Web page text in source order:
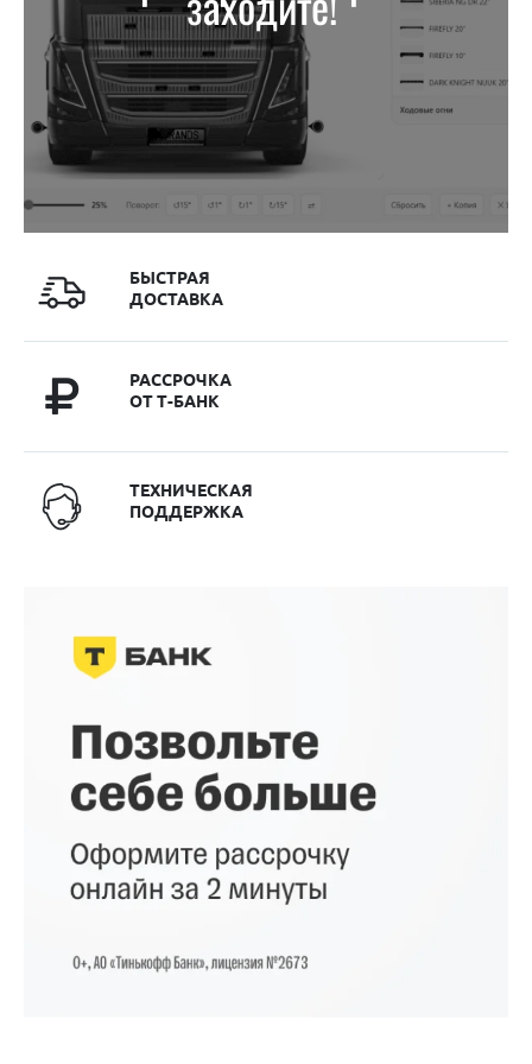
БЫСТРАЯ
ДОСТАВКА
РАССРОЧКА
ОТ Т-БАНК
ТЕХНИЧЕСКАЯ
ПОДДЕРЖКА